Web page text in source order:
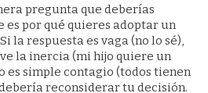
pregunta que deberías
es por qué quieres adoptar un
Si la respuesta es vaga (no lo sé),
la inercia (mi hijo quiere un
es simple contagio (todos tienen
reconsiderar tu decisión.